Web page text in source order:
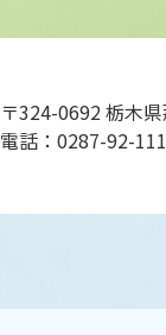
〒324-0692 栃木
電話：0287-92-